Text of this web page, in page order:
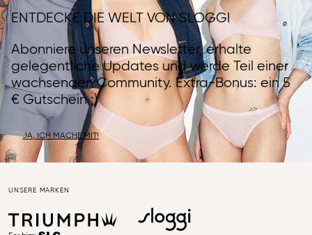
ENTDECKE DIE WELT VON SLOGGI
Abonniere unseren Newsletter, erhalte
gelegentliche Updates und werde Teil einer
wachsenden Community. Extra-Bonus: ein 5
€ Gutschein ;)
JA, ICH MACHE MIT!
UNSERE MARKEN